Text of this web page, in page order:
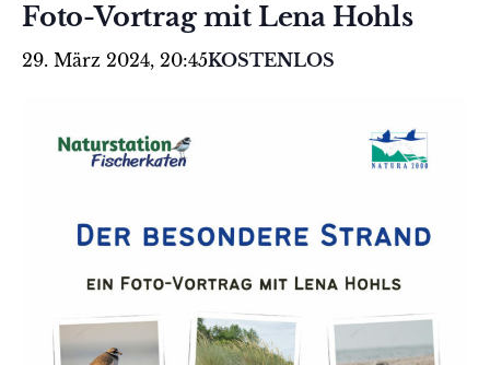
Foto-Vortrag mit Lena Hohls
29. März 2024, 20:45KOSTENLOS